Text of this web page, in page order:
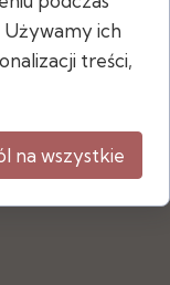
z
ich
treści,
na wszystkie